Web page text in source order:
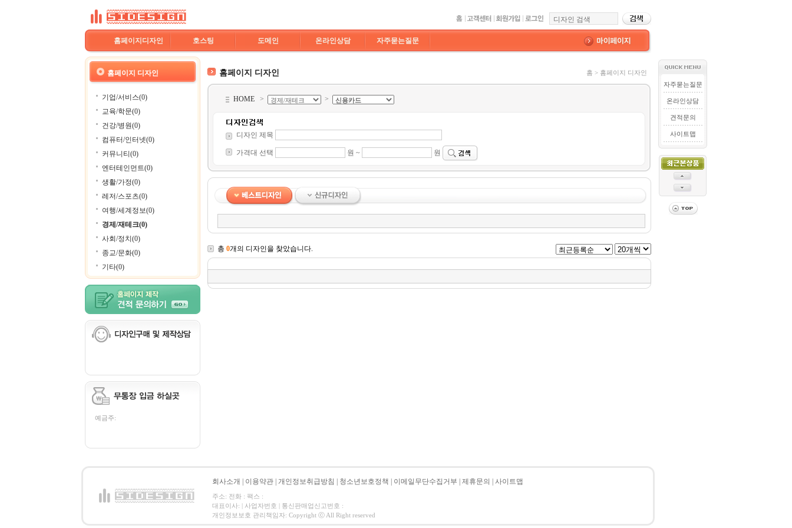
홈페이지디자인 호스팅 도메인 온라인상담 자주묻는질문
홈페이지 디자인
기업/서비스(0)
교육/학문(0)
건강/병원(0)
컴퓨터/인터넷(0)
커뮤니티(0)
엔터테인먼트(0)
생활/가정(0)
레저/스포츠(0)
여행/세계정보(0)
경제/재테크(0)
사회/정치(0)
종교/문화(0)
기타(0)
예금주:
홈페이지 디자인 홈 > 홈페이지 디자인
HOME > >
디자인 제목
가격대 선택 원 ~ 원
총 0개의 디자인을 찾았습니다.
자주묻는질문
온라인상담
견적문의
사이트맵
회사소개 이용약관 개인정보취급방침 청소년보호정책 이메일무단수집거부 제휴문의 사이트맵
주소: 전화 : 팩스 :
대표이사: | 사업자번호 | 통신판매업신고번호 :
개인정보보호 관리책임자: Copyright ⓒ All Right reserved